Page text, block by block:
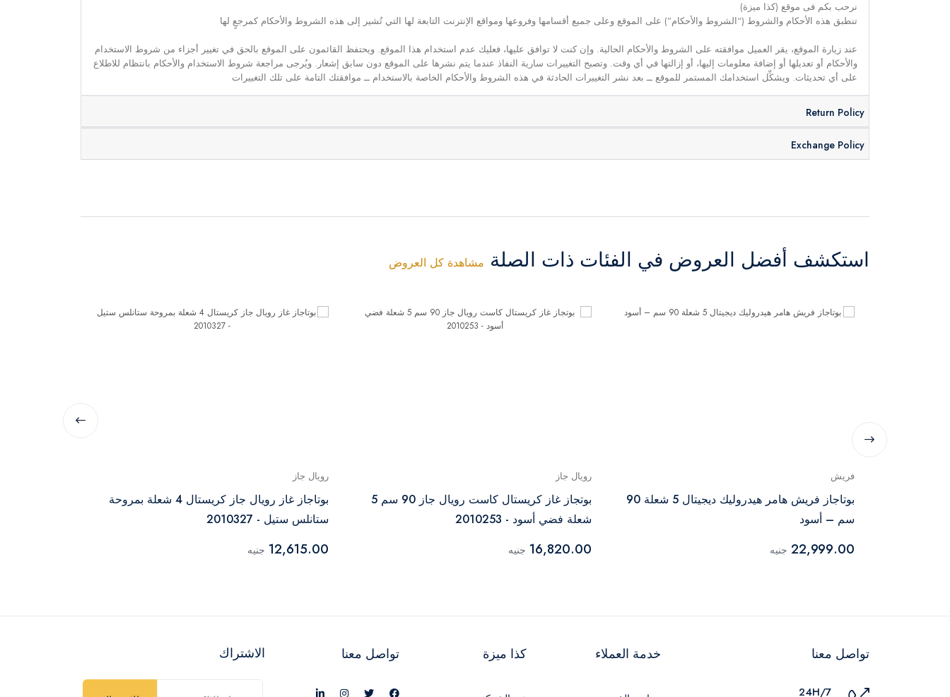
نرحب بكم فى موقع (كذا ميزة)
تنطبق هذه الأحكام والشروط (“الشروط والأحكام”) على الموقع وعلى جميع أقسامها وفروعها ومواقع الإنترنت التابعة لها التي تُشير إلى هذه الشروط والأحكام كمرجعٍ لها
عند زيارة الموقع، يقر العميل موافقته على الشروط والأحكام الحالية. وإن كنت لا توافق عليها، فعليك عدم استخدام هذا الموقع. ويحتفظ القائمون على الموقع بالحق في تغيير أجزاء من شروط الاستخدام
والأحكام أو تعديلها أو إضافة معلومات إليها، أو إزالتها في أي وقت. وتصبح التغييرات سارية النفاذ عندما يتم نشرها على الموقع دون سابق إشعار. ويُرجى مراجعة شروط الاستخدام والأحكام بانتظام للاطلاع
على أي تحديثات. ويشكِّل استخدامك المستمر للموقع ــ بعد نشر التغييرات الحادثة في هذه الشروط والأحكام الخاصة بالاستخدام ــ موافقتك التامة على تلك التغييرات
Return Policy
Exchange Policy
استكشف أفضل العروض في الفئات ذات الصلة مشاهدة كل العروض
فريش
بوتاجاز فريش هامر هيدروليك ديجيتال 5 شعلة 90
سم – أسود
22,999.00 جنيه
رويال جاز
بوتجاز غاز كريستال كاست رويال جاز 90 سم 5
شعلة فضي أسود - 2010253
16,820.00 جنيه
رويال جاز
بوتاجاز غاز رويال جاز كريستال 4 شعلة بمروحة
ستانلس ستيل - 2010327
12,615.00 جنيه
تواصل معنا
24H/7
خدمة العملاء كذا ميزة تواصل معنا الاشتراك